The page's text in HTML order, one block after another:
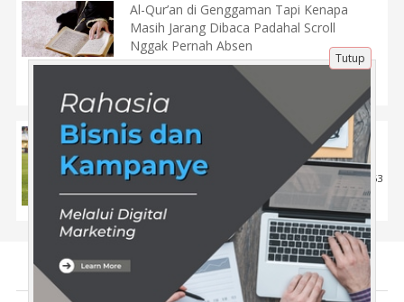
Al-Qur’an di Genggaman Tapi Kenapa
Masih Jarang Dibaca Padahal Scroll
Nggak Pernah Absen
24 Des 2025 | 282
Hasil Piala Presiden: Persib Bandung
Berhasil Menundukkan PSM Makassar
22 Jul 2024 | 663
Tentang Kami
Tutup